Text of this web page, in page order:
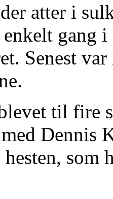
atter i
gang
Senest
til fire
Dennis
hesten, som